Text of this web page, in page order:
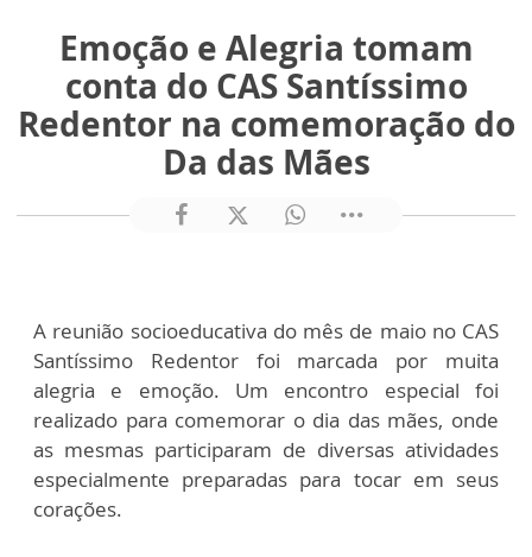
Emoção e Alegria tomam
conta do CAS Santíssimo
Redentor na comemoração do
Da das Mães
A reunião socioeducativa do mês de maio no CAS
Santíssimo Redentor foi marcada por muita
alegria e emoção. Um encontro especial foi
realizado para comemorar o dia das mães, onde
as mesmas participaram de diversas atividades
especialmente preparadas para tocar em seus
corações.